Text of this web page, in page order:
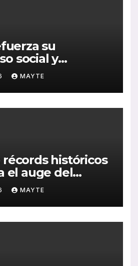
su
social y
con la
de su Memoria
MAYTE
históricos
el auge del
en San
MAYTE